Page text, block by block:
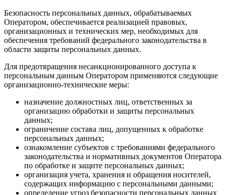
Безопасность персональных данных, обрабатываемых
Оператором, обеспечивается реализацией правовых,
организационных и технических мер, необходимых для
обеспечения требований федерального законодательства в
области защиты персональных данных.
Для предотвращения несанкционированного доступа к
персональным данным Оператором применяются следующие
организационно-технические меры:
назначение должностных лиц, ответственных за
организацию обработки и защиты персональных
данных;
ограничение состава лиц, допущенных к обработке
персональных данных;
ознакомление субъектов с требованиями федерального
законодательства и нормативных документов Оператора
по обработке и защите персональных данных;
организация учета, хранения и обращения носителей,
содержащих информацию с персональными данными;
определение угроз безопасности персональных данных